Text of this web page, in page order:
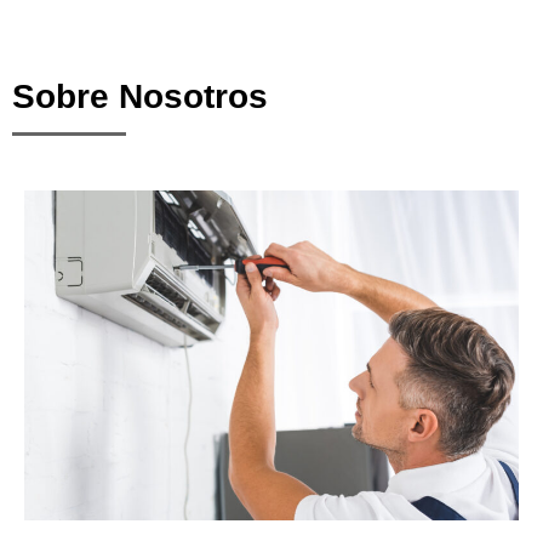
Sobre Nosotros